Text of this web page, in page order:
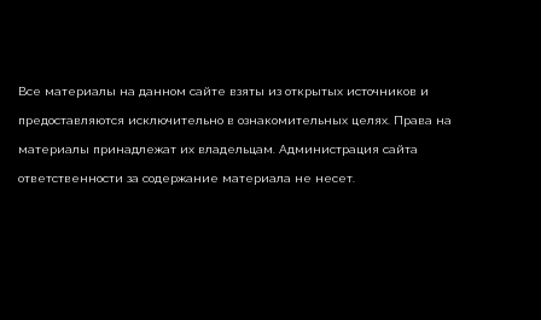
Все материалы на данном сайте взяты из открытых источников и
предоставляются исключительно в ознакомительных целях. Права на
материалы принадлежат их владельцам. Администрация сайта
ответственности за содержание материала не несет.